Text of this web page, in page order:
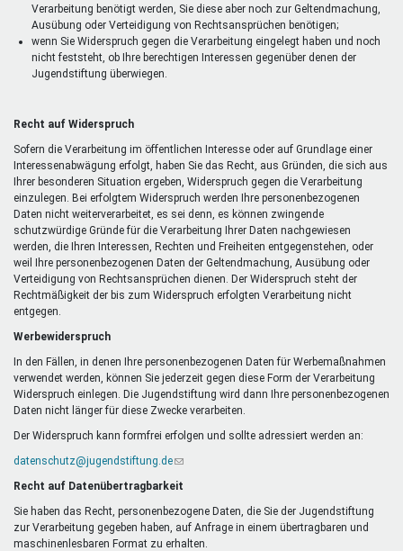
Verarbeitung benötigt werden, Sie diese aber noch zur Geltendmachung,
Ausübung oder Verteidigung von Rechtsansprüchen benötigen;
wenn Sie Widerspruch gegen die Verarbeitung eingelegt haben und noch
nicht feststeht, ob Ihre berechtigen Interessen gegenüber denen der
Jugendstiftung überwiegen.
Recht auf Widerspruch
Sofern die Verarbeitung im öffentlichen Interesse oder auf Grundlage einer
Interessenabwägung erfolgt, haben Sie das Recht, aus Gründen, die sich aus
Ihrer besonderen Situation ergeben, Widerspruch gegen die Verarbeitung
einzulegen. Bei erfolgtem Widerspruch werden Ihre personenbezogenen
Daten nicht weiterverarbeitet, es sei denn, es können zwingende
schutzwürdige Gründe für die Verarbeitung Ihrer Daten nachgewiesen
werden, die Ihren Interessen, Rechten und Freiheiten entgegenstehen, oder
weil Ihre personenbezogenen Daten der Geltendmachung, Ausübung oder
Verteidigung von Rechtsansprüchen dienen. Der Widerspruch steht der
Rechtmäßigkeit der bis zum Widerspruch erfolgten Verarbeitung nicht
entgegen.
Werbewiderspruch
In den Fällen, in denen Ihre personenbezogenen Daten für Werbemaßnahmen
verwendet werden, können Sie jederzeit gegen diese Form der Verarbeitung
Widerspruch einlegen. Die Jugendstiftung wird dann Ihre personenbezogenen
Daten nicht länger für diese Zwecke verarbeiten.
Der Widerspruch kann formfrei erfolgen und sollte adressiert werden an:
datenschutz@jugendstiftung.de(Link
E-
Mail)
Recht auf Datenübertragbarkeit
Sie haben das Recht, personenbezogene Daten, die Sie der Jugendstiftung
zur Verarbeitung gegeben haben, auf Anfrage in einem übertragbaren und
maschinenlesbaren Format zu erhalten.